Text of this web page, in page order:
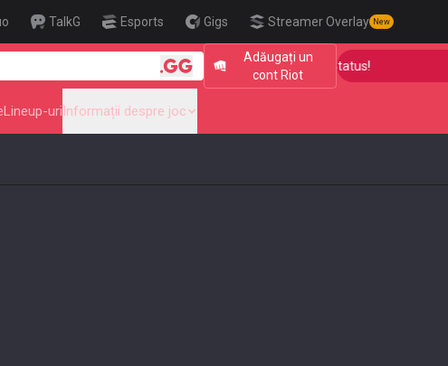
TalkG Esports Gigs Streamer Overlay New
Adăugați un
cont Riot
🎯 Level Up Your Aim to Radiant Status!
Lineup-uriInformații despre joc